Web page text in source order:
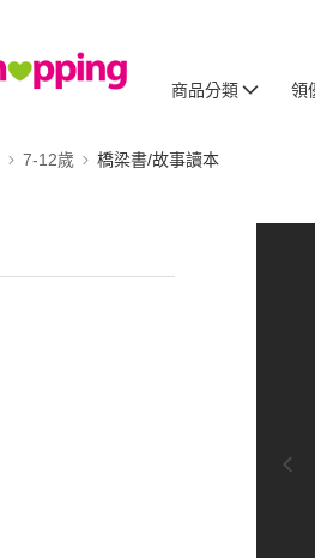
商品分類 領
7-12歲 橋梁書/故事讀本